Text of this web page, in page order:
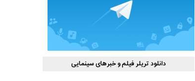
دانلود تریلر فیلم و خبرهای سینمایی